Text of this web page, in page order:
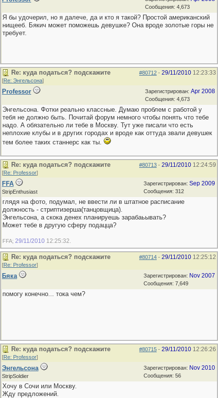
Сообщения: 4,673
Я бы удочерил, но я далече, да и кто я такой? Простой американский
нищееб. Бякич может поможешь девушке? Она вроде золотые горы не
требует.
#80712 - 29/11/2010 12:23:33
Re: куда податься? подскажите
[Re: Энгельсона]
Зарегистрирован: Apr 2008
Сообщения: 4,673
Professor
Энгельсона. Фотки реально классные. Думаю проблем с работой у
тебя не должно быть. Почитай форум немного чтобы понять что тебе
надо. А обязательно ли тебе в Москву. Тут уже писали что есть
неплохие клубы и в других городах и вроде как оттуда звали девушек
тем более таких станнерс как ты.
#80713 - 29/11/2010 12:24:59
Re: куда податься? подскажите
[Re: Professor]
Зарегистрирован: Sep 2009
Сообщения: 312
FFA
StripEnthusiast
глядя на фото, подумал, не ввести ли в штатное расписание
должность - стриптизерша(танцовщица).
Энгельсона, а скока денех планируешь зарабаьывать?
Может тебе в другую сферу подацца?
FFA; 29/11/2010 12:25:32
#80714 - 29/11/2010 12:25:12
Re: куда податься? подскажите
[Re: Professor]
Зарегистрирован: Nov 2007
Сообщения: 7,649
Бяка
помогу конечно... тока чем?
#80715 - 29/11/2010 12:26:26
Re: куда податься? подскажите
[Re: Professor]
Зарегистрирован: Nov 2010
Сообщения: 56
Энгельсона
StripSoldier
Хочу в Сочи или Москву.
Жду предложений.